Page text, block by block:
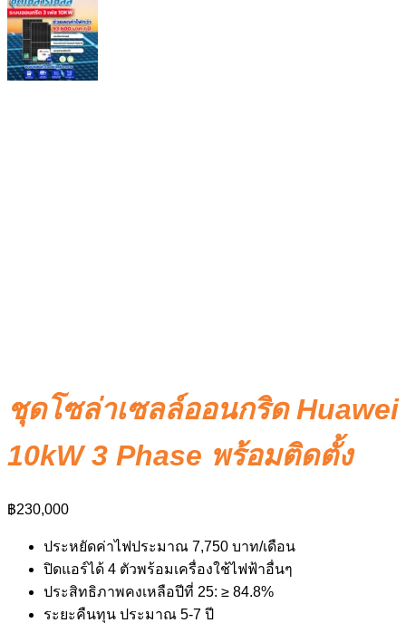
ชุดโซล่าเซลล์ออนกริด Huawei
10kW 3 Phase พร้อมติดตั้ง
฿230,000
ประหยัดค่าไฟประมาณ 7,750‬ บาท/เดือน
ปิดแอร์ได้ 4 ตัวพร้อมเครื่องใช้ไฟฟ้าอื่นๆ
ประสิทธิภาพคงเหลือปีที่ 25: ≥ 84.8%
ระยะคืนทุน ประมาณ 5-7 ปี